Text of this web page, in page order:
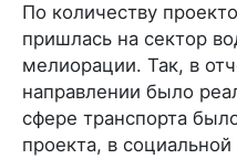
По количеству
пришлась на сектор
мелиорации. Так, в
направлении было
сфере транспорта
проекта, в